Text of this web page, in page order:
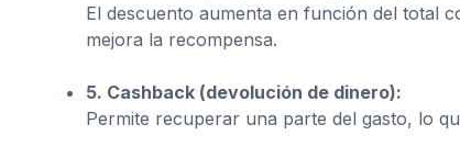
El descuento aumenta en función del total
mejora la recompensa.
5. Cashback (devolución de dinero):
Permite recuperar una parte del gasto, lo